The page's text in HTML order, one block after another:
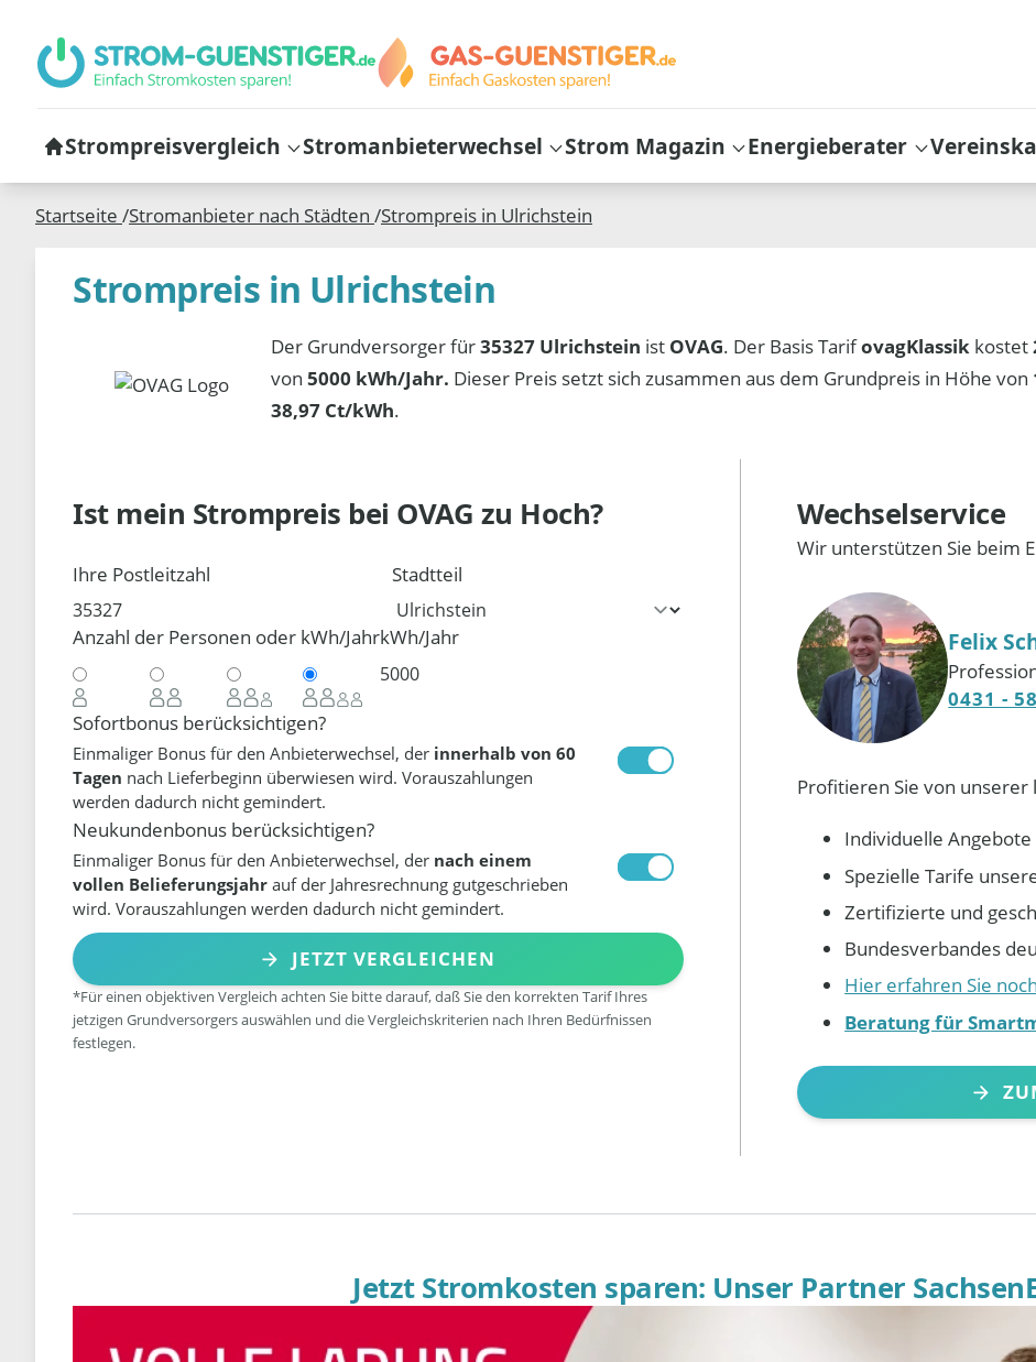
Strompreisvergleich Stromanbieterwechsel Strom Magazin Energieberater
Startseite /Stromanbieter nach Städten /Strompreis in Ulrichstein
Strompreis in Ulrichstein
Der Grundversorger für35327 Ulrichstein ist OVAG. Der Basis TarifovagKlassik kostet
von5000 kWh/Jahr. Dieser Preis setzt sich zusammen aus dem Grundpreis in Höhe von
38,97 Ct/kWh.
Ist mein Strompreis bei OVAG zu Hoch?
Ihre Postleitzahl Stadtteil
Anzahl der Personen oder kWh/JahrkWh/Jahr
Sofortbonus berücksichtigen?
Einmaliger Bonus für den Anbieterwechsel, der innerhalb von 60
Tagen nach Lieferbeginn überwiesen wird. Vorauszahlungen
werden dadurch nicht gemindert.
Neukundenbonus berücksichtigen?
Einmaliger Bonus für den Anbieterwechsel, der nach einem
vollen Belieferungsjahr auf der Jahresrechnung gutgeschrieben
wird. Vorauszahlungen werden dadurch nicht gemindert.
JETZT VERGLEICHEN
*Für einen objektiven Vergleich achten Sie bitte darauf, daß Sie den korrekten Tarif Ihres
jetzigen Grundversorgers auswählen und die Vergleichskriterien nach Ihren Bedürfnissen
festlegen.
Wechselservice
Wir unterstützen Sie beim
Felix
0431 -
Profitieren Sie von unserer
Individuelle
Spezielle Tarife
Zertifizierte und
Bundesverbandes
Hier erfahren Sie
Beratung für
Jetzt Stromkosten sparen: Unser Partner